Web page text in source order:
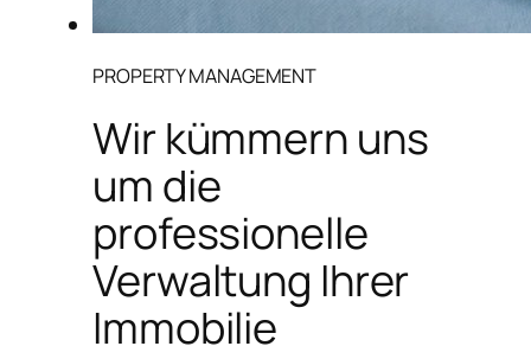
PROPERTY MANAGEMENT
Wir kümmern uns
um die
professionelle
Verwaltung Ihrer
Immobilie